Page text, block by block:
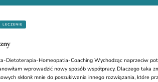
LECZENIE
Dietoterapia-Homeopatia-Coaching Wychodząc naprzeciw
wprowadzić nowy sposób współpracy. Dlaczego taka
skłonił mnie do poszukiwania innego rozwiązania, które